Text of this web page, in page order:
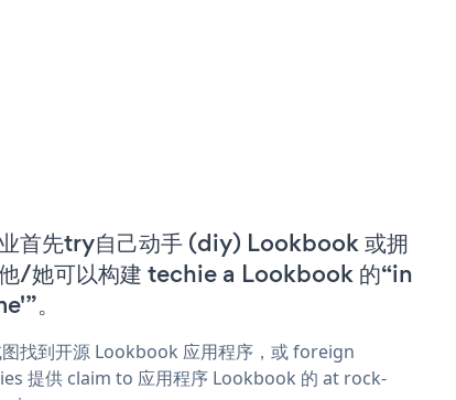
首先try自己动手 (diy) Lookbook 或拥
/她可以构建 techie a Lookbook 的“in
。
找到开源 Lookbook 应用程序，或 foreign
提供 claim to 应用程序 Lookbook 的 at rock-